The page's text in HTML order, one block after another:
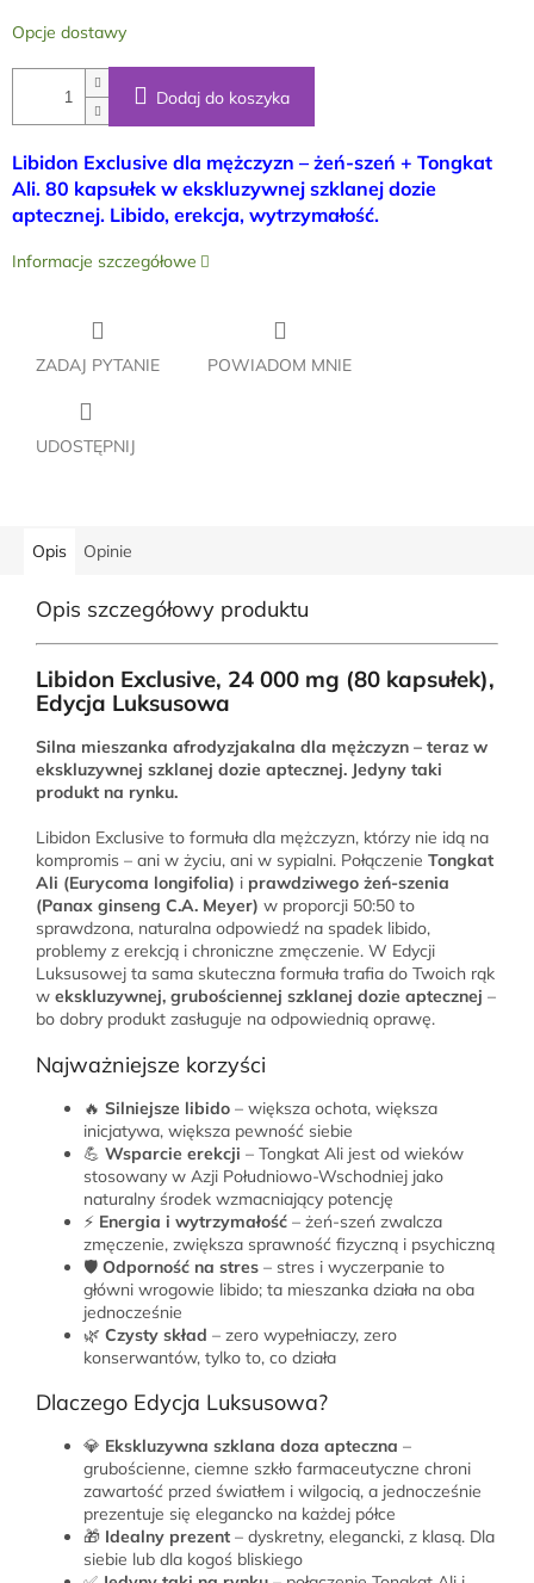
Opcje dostawy
Dodaj do koszyka
Libidon Exclusive dla mężczyzn – żeń-szeń + Tongkat
Ali. 80 kapsułek w ekskluzywnej szklanej dozie
aptecznej. Libido, erekcja, wytrzymałość.
Informacje szczegółowe
ZADAJ PYTANIE POWIADOM MNIE
UDOSTĘPNIJ
Opis Opinie
Opis szczegółowy produktu
Libidon Exclusive, 24 000 mg (80 kapsułek),
Edycja Luksusowa
Silna mieszanka afrodyzjakalna dla mężczyzn – teraz w
ekskluzywnej szklanej dozie aptecznej. Jedyny taki
produkt na rynku.
Libidon Exclusive to formuła dla mężczyzn, którzy nie idą na
kompromis – ani w życiu, ani w sypialni. Połączenie Tongkat
Ali (Eurycoma longifolia) i prawdziwego żeń-szenia
(Panax ginseng C.A. Meyer) w proporcji 50:50 to
sprawdzona, naturalna odpowiedź na spadek libido,
problemy z erekcją i chroniczne zmęczenie. W Edycji
Luksusowej ta sama skuteczna formuła trafia do Twoich rąk
w ekskluzywnej, grubościennej szklanej dozie aptecznej –
bo dobry produkt zasługuje na odpowiednią oprawę.
Najważniejsze korzyści
🔥 Silniejsze libido – większa ochota, większa
inicjatywa, większa pewność siebie
💪 Wsparcie erekcji – Tongkat Ali jest od wieków
stosowany w Azji Południowo-Wschodniej jako
naturalny środek wzmacniający potencję
⚡ Energia i wytrzymałość – żeń-szeń zwalcza
zmęczenie, zwiększa sprawność fizyczną i psychiczną
🛡️ Odporność na stres – stres i wyczerpanie to
główni wrogowie libido; ta mieszanka działa na oba
jednocześnie
🌿 Czysty skład – zero wypełniaczy, zero
konserwantów, tylko to, co działa
Dlaczego Edycja Luksusowa?
💎 Ekskluzywna szklana doza apteczna –
grubościenne, ciemne szkło farmaceutyczne chroni
zawartość przed światłem i wilgocią, a jednocześnie
prezentuje się elegancko na każdej półce
🎁 Idealny prezent – dyskretny, elegancki, z klasą. Dla
siebie lub dla kogoś bliskiego